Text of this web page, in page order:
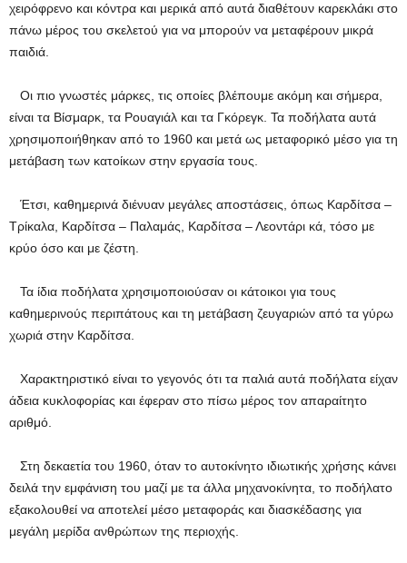
χειρόφρενο και κόντρα και μερικά από αυτά διαθέτουν καρεκλάκι στο
πάνω μέρος του σκελετού για να μπορούν να μεταφέρουν μικρά
παιδιά.
Οι πιο γνωστές μάρκες, τις οποίες βλέπουμε ακόμη και σήμερα,
είναι τα Βίσμαρκ, τα Ρουαγιάλ και τα Γκόρεγκ. Τα ποδήλατα αυτά
χρησιμοποιήθηκαν από το 1960 και μετά ως μεταφορικό μέσο για τη
μετάβαση των κατοίκων στην εργασία τους.
Έτσι, καθημερινά διένυαν μεγάλες αποστάσεις, όπως Καρδίτσα –
Τρίκαλα, Καρδίτσα – Παλαμάς, Καρδίτσα – Λεοντάρι κά, τόσο με
κρύο όσο και με ζέστη.
Τα ίδια ποδήλατα χρησιμοποιούσαν οι κάτοικοι για τους
καθημερινούς περιπάτους και τη μετάβαση ζευγαριών από τα γύρω
χωριά στην Καρδίτσα.
Χαρακτηριστικό είναι το γεγονός ότι τα παλιά αυτά ποδήλατα είχαν
άδεια κυκλοφορίας και έφεραν στο πίσω μέρος τον απαραίτητο
αριθμό.
Στη δεκαετία του 1960, όταν το αυτοκίνητο ιδιωτικής χρήσης κάνει
δειλά την εμφάνιση του μαζί με τα άλλα μηχανοκίνητα, το ποδήλατο
εξακολουθεί να αποτελεί μέσο μεταφοράς και διασκέδασης για
μεγάλη μερίδα ανθρώπων της περιοχής.